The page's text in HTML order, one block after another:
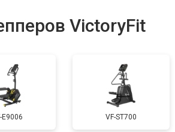
VictoryFit
E9006 VF-ST700